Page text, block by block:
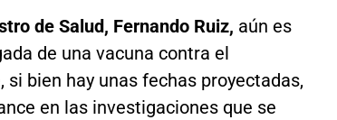
de Salud, Fernando Ruiz, aún es
de una vacuna contra el
si bien hay unas fechas proyectadas,
en las investigaciones que se